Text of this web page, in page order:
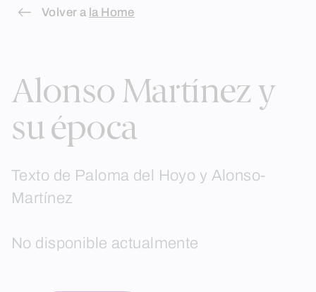
Skip
Volver a la Home
Alonso Martínez y
su época
Texto de Paloma del Hoyo y Alonso-
Martínez
No disponible actualmente